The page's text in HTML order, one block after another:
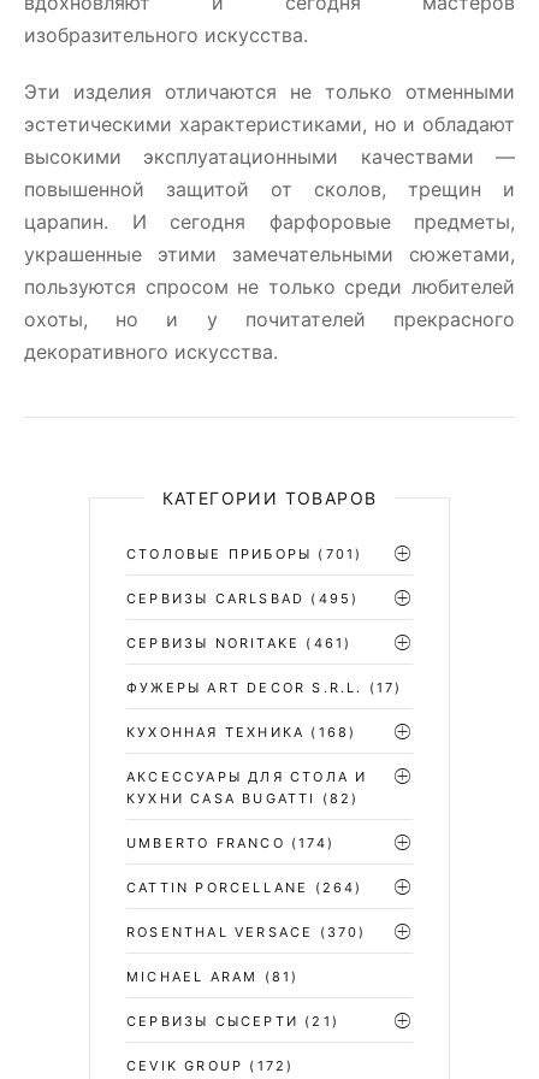
изобразительного искусства.
Эти изделия отличаются не только отменными
эстетическими характеристиками, но и обладают
высокими эксплуатационными качествами —
повышенной защитой от сколов, трещин и
царапин. И сегодня фарфоровые предметы,
украшенные этими замечательными сюжетами,
пользуются спросом не только среди любителей
охоты, но и у почитателей прекрасного
декоративного искусства.
КАТЕГОРИИ ТОВАРОВ
СТОЛОВЫЕ ПРИБОРЫ (701)
CЕРВИЗЫ CARLSBAD (495)
СЕРВИЗЫ NORITAKE (461)
ФУЖЕРЫ ART DECOR S.R.L. (17)
КУХОННАЯ ТЕХНИКА (168)
АКСЕССУАРЫ ДЛЯ СТОЛА И
КУХНИ CASA BUGATTI
(82)
UMBERTO FRANCO (174)
CATTIN PORCELLANE (264)
ROSENTHAL VERSACE (370)
MICHAEL ARAM (81)
СЕРВИЗЫ СЫСЕРТИ (21)
CEVIK GROUP (172)